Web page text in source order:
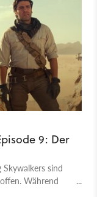
9: Der
sind
Während